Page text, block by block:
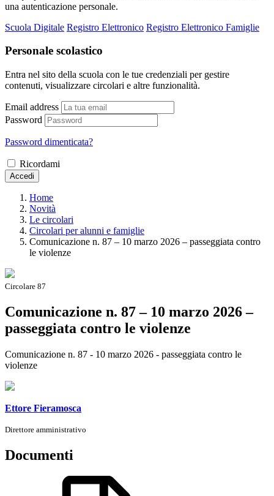
una autenticazione personale.
Scuola Digitale Registro Elettronico Registro Elettronico Famiglie
Personale scolastico
Entra nel sito della scuola con le tue credenziali per gestire
contenuti, visualizzare circolari e altre funzionalità.
Email address
Password
Password dimenticata?
Ricordami
Accedi
Home
Novità
Le circolari
Circolari per alunni e famiglie
Comunicazione n. 87 – 10 marzo 2026 – passeggiata contro
le violenze
Circolare 87
Comunicazione n. 87 – 10 marzo 2026 –
passeggiata contro le violenze
Comunicazione n. 87 - 10 marzo 2026 - passeggiata contro le
violenze
Ettore Fieramosca
Direttore amministrativo
Documenti